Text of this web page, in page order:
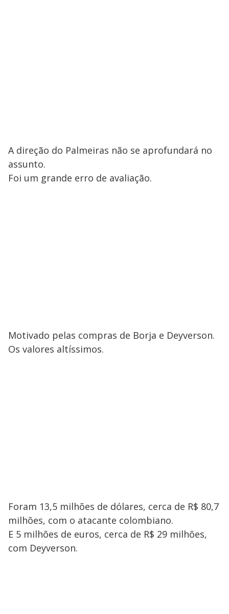
A direção do Palmeiras não se aprofundará no
assunto.
Foi um grande erro de avaliação.
Motivado pelas compras de Borja e Deyverson.
Os valores altíssimos.
Foram 13,5 milhões de dólares, cerca de R$ 80,7
milhões, com o atacante colombiano.
E 5 milhões de euros, cerca de R$ 29 milhões,
com Deyverson.